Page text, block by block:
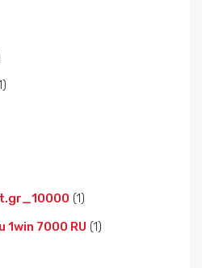
(1)
7000 RU (1)